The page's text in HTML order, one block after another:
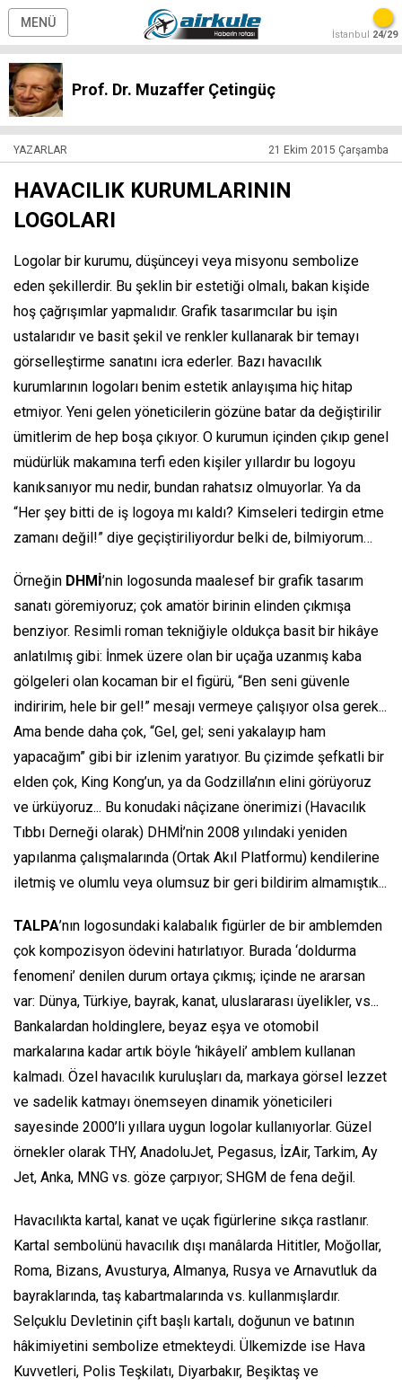
MENÜ
İstanbul 24/29
Prof. Dr. Muzaffer Çetingüç
YAZARLAR 21 Ekim 2015 Çarşamba
HAVACILIK KURUMLARININ
LOGOLARI
Logolar bir kurumu, düşünceyi veya misyonu sembolize
eden şekillerdir. Bu şeklin bir estetiği olmalı, bakan kişide
hoş çağrışımlar yapmalıdır. Grafik tasarımcılar bu işin
ustalarıdır ve basit şekil ve renkler kullanarak bir temayı
görselleştirme sanatını icra ederler. Bazı havacılık
kurumlarının logoları benim estetik anlayışıma hiç hitap
etmiyor. Yeni gelen yöneticilerin gözüne batar da değiştirilir
ümitlerim de hep boşa çıkıyor. O kurumun içinden çıkıp genel
müdürlük makamına terfi eden kişiler yıllardır bu logoyu
kanıksanıyor mu nedir, bundan rahatsız olmuyorlar. Ya da
“Her şey bitti de iş logoya mı kaldı? Kimseleri tedirgin etme
zamanı değil!” diye geçiştiriliyordur belki de, bilmiyorum…
Örneğin DHMİ’nin logosunda maalesef bir grafik tasarım
sanatı göremiyoruz; çok amatör birinin elinden çıkmışa
benziyor. Resimli roman tekniğiyle oldukça basit bir hikâye
anlatılmış gibi: İnmek üzere olan bir uçağa uzanmış kaba
gölgeleri olan kocaman bir el figürü, “Ben seni güvenle
indiririm, hele bir gel!” mesajı vermeye çalışıyor olsa gerek...
Ama bende daha çok, “Gel, gel; seni yakalayıp ham
yapacağım” gibi bir izlenim yaratıyor. Bu çizimde şefkatli bir
elden çok, King Kong’un, ya da Godzilla’nın elini görüyoruz
ve ürküyoruz... Bu konudaki nâçizane önerimizi (Havacılık
Tıbbı Derneği olarak) DHMİ’nin 2008 yılındaki yeniden
yapılanma çalışmalarında (Ortak Akıl Platformu) kendilerine
iletmiş ve olumlu veya olumsuz bir geri bildirim almamıştık...
TALPA’nın logosundaki kalabalık figürler de bir amblemden
çok kompozisyon ödevini hatırlatıyor. Burada ‘doldurma
fenomeni’ denilen durum ortaya çıkmış; içinde ne ararsan
var: Dünya, Türkiye, bayrak, kanat, uluslararası üyelikler, vs...
Bankalardan holdinglere, beyaz eşya ve otomobil
markalarına kadar artık böyle ‘hikâyeli’ amblem kullanan
kalmadı. Özel havacılık kuruluşları da, markaya görsel lezzet
ve sadelik katmayı önemseyen dinamik yöneticileri
sayesinde 2000’li yıllara uygun logolar kullanıyorlar. Güzel
örnekler olarak THY, AnadoluJet, Pegasus, İzAir, Tarkim, Ay
Jet, Anka, MNG vs. göze çarpıyor; SHGM de fena değil.
Havacılıkta kartal, kanat ve uçak figürlerine sıkça rastlanır.
Kartal sembolünü havacılık dışı manâlarda Hititler, Moğollar,
Roma, Bizans, Avusturya, Almanya, Rusya ve Arnavutluk da
bayraklarında, taş kabartmalarında vs. kullanmışlardır.
Selçuklu Devletinin çift başlı kartalı, doğunun ve batının
hâkimiyetini sembolize etmekteydi. Ülkemizde ise Hava
Kuvvetleri, Polis Teşkilatı, Diyarbakır, Beşiktaş ve